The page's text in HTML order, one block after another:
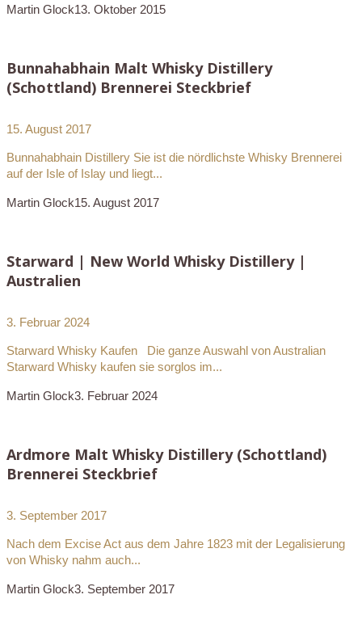
Martin Glock13. Oktober 2015
Bunnahabhain Malt Whisky Distillery
(Schottland) Brennerei Steckbrief
15. August 2017
Bunnahabhain Distillery Sie ist die nördlichste Whisky Brennerei
auf der Isle of Islay und liegt...
Martin Glock15. August 2017
Starward | New World Whisky Distillery |
Australien
3. Februar 2024
Starward Whisky Kaufen Die ganze Auswahl von Australian
Starward Whisky kaufen sie sorglos im...
Martin Glock3. Februar 2024
Ardmore Malt Whisky Distillery (Schottland)
Brennerei Steckbrief
3. September 2017
Nach dem Excise Act aus dem Jahre 1823 mit der Legalisierung
von Whisky nahm auch...
Martin Glock3. September 2017